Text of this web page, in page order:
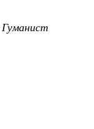
Гуманист